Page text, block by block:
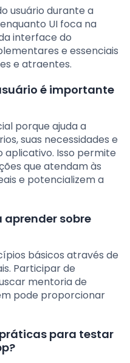
usuário durante a
UI foca na
interface do
e essenciais
e atraentes.
é importante
porque ajuda a
suas necessidades e
Isso permite
que atendam às
e potencializem a
aprender sobre
básicos através de
Participar de
mentoria de
pode proporcionar
para testar